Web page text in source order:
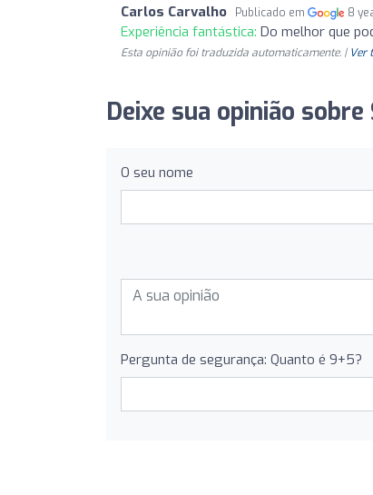
Carlos Carvalho Publicado em 8
Experiência fantástica: Do melhor que
Esta opinião foi traduzida automaticamente. | Ver
Deixe sua opinião
O seu nome
Pergunta de segurança: Quanto é 9+5?